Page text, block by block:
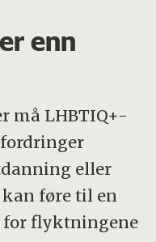
enn
må LHBTIQ+-
eller
føre til en
for flyktningene